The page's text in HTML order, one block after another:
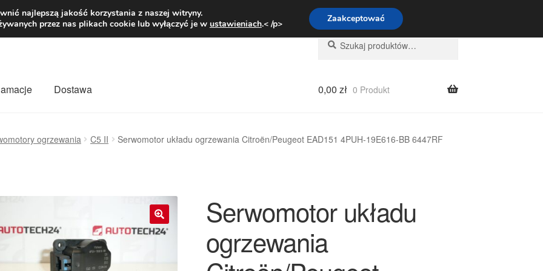
zł Pn.-pt. 9:00-16:00800 003 167
Szukaj:
Szukaj
Dostawa 0,00 zł 0 Produkt
ogrzewania C5 II Serwomotor układu ogrzewania Citroën/Peugeot EAD151 4PUH-19E616-BB 6447RF
🔍
Serwomotor układu
ogrzewania
najlepszą jakość korzystania z naszej witryny.
przez nas plikach cookie lub wyłączyć je w ustawieniach.< /p> Zaakceptować